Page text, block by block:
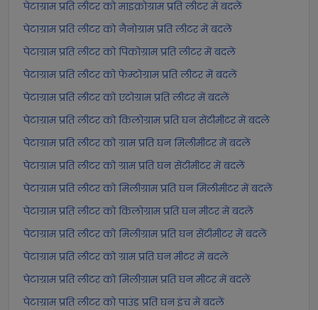
पेटाग्राम प्रति लीटर को माइक्रोग्राम प्रति लीटर में बदलें
पेटाग्राम प्रति लीटर को नैनोग्राम प्रति लीटर में बदलें
पेटाग्राम प्रति लीटर को पिकोग्राम प्रति लीटर में बदलें
पेटाग्राम प्रति लीटर को फेम्टोग्राम प्रति लीटर में बदलें
पेटाग्राम प्रति लीटर को एटोग्राम प्रति लीटर में बदलें
पेटाग्राम प्रति लीटर को किलोग्राम प्रति घन सेंटीमीटर में बदलें
पेटाग्राम प्रति लीटर को ग्राम प्रति घन मिलीमीटर में बदलें
पेटाग्राम प्रति लीटर को ग्राम प्रति घन सेंटीमीटर में बदलें
पेटाग्राम प्रति लीटर को मिलीग्राम प्रति घन मिलीमीटर में बदलें
पेटाग्राम प्रति लीटर को किलोग्राम प्रति घन मीटर में बदलें
पेटाग्राम प्रति लीटर को मिलीग्राम प्रति घन सेंटीमीटर में बदलें
पेटाग्राम प्रति लीटर को ग्राम प्रति घन मीटर में बदलें
पेटाग्राम प्रति लीटर को मिलीग्राम प्रति घन मीटर में बदलें
पेटाग्राम प्रति लीटर को पाउंड प्रति घन इंच में बदलें